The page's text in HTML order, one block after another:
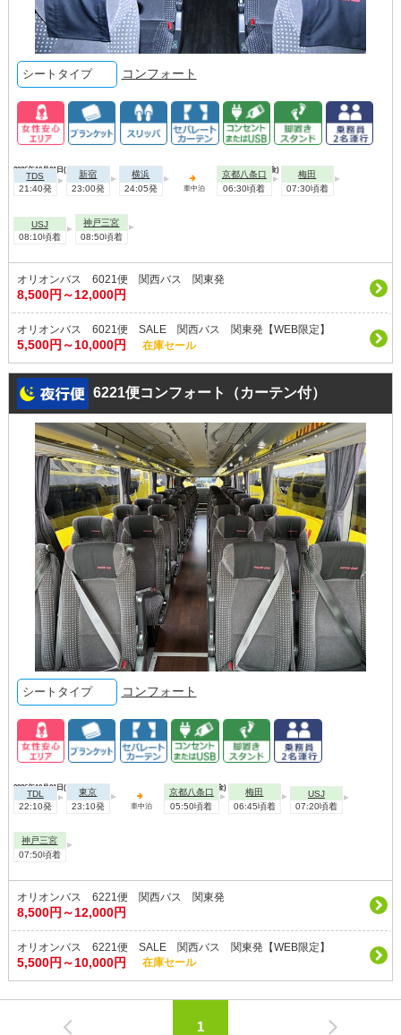
シートタイプ コンフォート
2026年10月01日(木)
TDS
21:40発
新宿
23:00発
横浜
24:05発
車中泊
2026年10月02日(金)
京都八条口
06:30頃着
梅田
07:30頃着
USJ
08:10頃着
神戸三宮
08:50頃着
オリオンバス 6021便 関西バス 関東発
8,500円～12,000円
オリオンバス 6021便 SALE 関西バス 関東発【WEB限定】
5,500円～10,000円 在庫セール
6221便コンフォート（カーテン付）
シートタイプ コンフォート
2026年10月01日(木)
TDL
22:10発
東京
23:10発
車中泊
2026年10月02日(金)
京都八条口
05:50頃着
梅田
06:45頃着
USJ
07:20頃着
神戸三宮
07:50頃着
オリオンバス 6221便 関西バス 関東発
8,500円～12,000円
オリオンバス 6221便 SALE 関西バス 関東発【WEB限定】
5,500円～10,000円 在庫セール
1